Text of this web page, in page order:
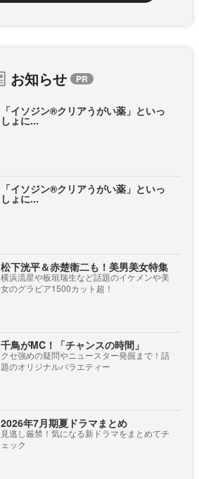
お知らせ
「イソジン®クリアうがい薬」といっ
しょに...
「イソジン®クリアうがい薬」といっ
しょに...
松下洸平＆赤楚衛二も！美男美女特集
横浜流星や板垣瑞生など話題のイケメンや美
女のグラビア1500カット超！
千鳥がMC！「チャンスの時間」
クセ強めの疑問やニュースター発掘まで！話
題のオリジナルバラエティー
2026年7月期夏ドラマまとめ
見逃し厳禁！気になる新ドラマをまとめてチ
ェック